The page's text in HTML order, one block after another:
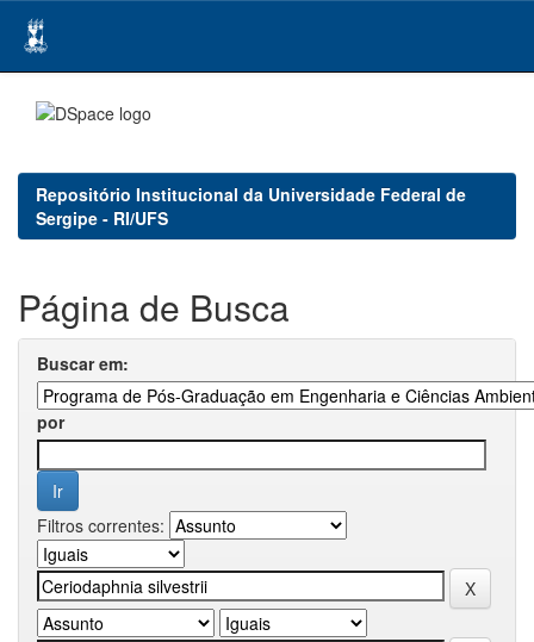
navigation
Repositório Institucional da Universidade Federal de
Sergipe - RI/UFS
Página de Busca
Buscar em:
por
Filtros correntes: